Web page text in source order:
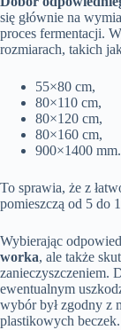
się głównie na
proces fermentacji.
rozmiarach, takich
55×80 cm,
80×110 cm,
80×120 cm,
80×160 cm,
900×1400 mm.
To sprawia, że z
pomieszczą od 5 do
Wybierając
worka, ale także
zanieczyszczeniem.
ewentualnym
wybór był zgodny z
plastikowych beczek.